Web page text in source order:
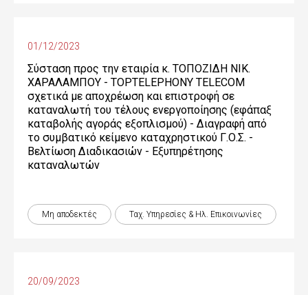
01/12/2023
Σύσταση προς την εταιρία κ. ΤΟΠΟΖΙΔΗ ΝΙΚ.
ΧΑΡΑΛΑΜΠΟΥ - TOPTELEPHONY TELECOM
σχετικά με αποχρέωση και επιστροφή σε
καταναλωτή του τέλους ενεργοποίησης (εφάπαξ
καταβολής αγοράς εξοπλισμού) - Διαγραφή από
το συμβατικό κείμενο καταχρηστικού Γ.Ο.Σ. -
Βελτίωση Διαδικασιών - Εξυπηρέτησης
καταναλωτών
Μη αποδεκτές Ταχ. Υπηρεσίες & Ηλ. Επικοινωνίες
20/09/2023